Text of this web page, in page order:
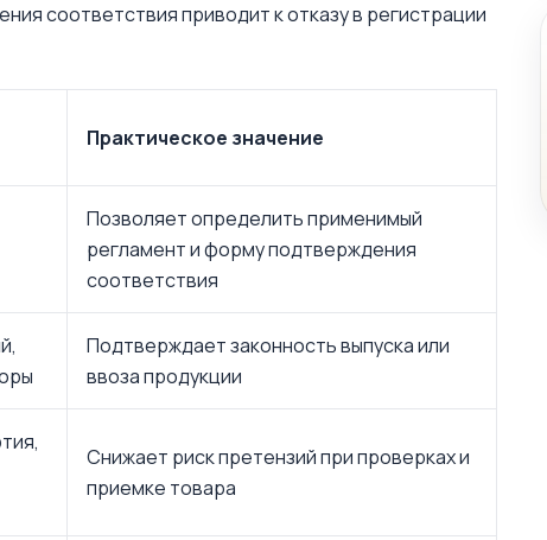
соответствия приводит к отказу в регистрации
Практическое значение
Позволяет определить применимый
регламент и форму подтверждения
соответствия
Подтверждает законность выпуска или
ввоза продукции
Снижает риск претензий при проверках и
приемке товара